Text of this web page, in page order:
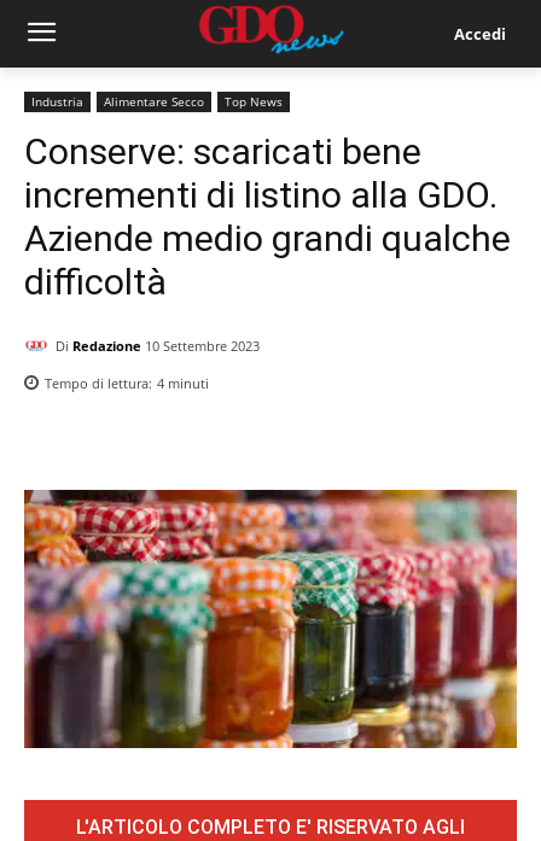
Accedi
Industria Alimentare Secco Top News
Conserve: scaricati bene
incrementi di listino alla GDO.
Aziende medio grandi qualche
difficoltà
Di Redazione 10 Settembre 2023
Tempo di lettura: 4 minuti
L'ARTICOLO COMPLETO E' RISERVATO AGLI